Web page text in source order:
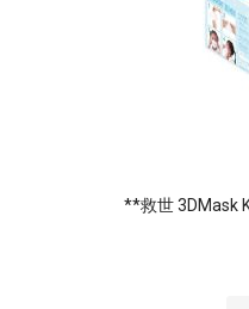
**救世 3DMask